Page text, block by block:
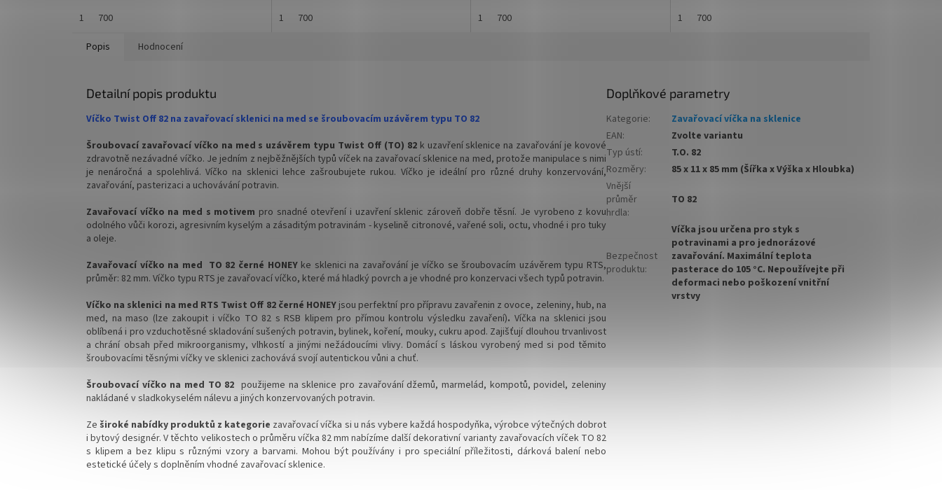
✅
Víčko na sklenici s uzávěrem typu Twist
✅ Různé varianty víček TO 82
objednejte
ZDE
✅ Pro výhodnější cenu kupte celý karton
✅ Víčka skladem a ihned k odeslání!
Kupte karton víček a máte na něj
dopravu ZDARMA!
1 700
✅
Víčko na sklenici s uzávěrem typu Twist
objednejte
ZDE
✅ Pro výhodnější cenu kupte celý karton
✅ Víčka skladem a ihned k odeslání!
dopravu ZDARMA!
1 700
✅
Víčko na sklenici s uzávěrem typu Twist
✅ Pro výhodnější cenu kupte celý karton
✅ Víčka skladem a ihned k odeslání!
Kupte karton víček a máte na něj
dopravu ZDARMA!
1 700
✅
Víčko na sklenici s uzávěrem typu Twist
✅ Různé varianty víček TO 82
objednejte ZDE
✅ Pro výhodnější cenu kupte celý karton
✅ Víčka skladem a ihned k odeslání!
dopravu ZDARMA!
1 700
Popis Hodnocení
Detailní popis produktu
Víčko Twist Off 82 na zavařovací sklenici na med se šroubovacím uzávěrem typu TO 82
Šroubovací zavařovací víčko na med s uzávěrem typu Twist Off (TO) 82 k uzavření sklenice na zavařování je kovové
zdravotně nezávadné víčko. Je jedním z nejběžnějších typů víček na zavařovací sklenice na med, protože manipulace s nimi
je nenáročná a spolehlivá. Víčko na sklenici lehce zašroubujete rukou. Víčko je ideální pro různé druhy konzervování,
zavařování, pasterizaci a uchovávání potravin.
Zavařovací víčko na med s motivem pro snadné otevření i uzavření sklenic zároveň dobře těsní. Je vyrobeno z kovu
odolného vůči korozi, agresivním kyselým a zásaditým potravinám - kyselině citronové, vařené soli, octu, vhodné i pro tuky
a oleje.
Zavařovací víčko na med TO 82 černé HONEYke sklenici na zavařování je víčko se šroubovacím uzávěrem typu RTS,
průměr: 82 mm. Víčko typu RTS je zavařovací víčko, které má hladký povrch a je vhodné pro konzervaci všech typů potravin.
Víčko na sklenici na med RTS Twist Off 82 černé HONEYjsou perfektní pro přípravu zavařenin z ovoce, zeleniny, hub, na
med, na maso (lze zakoupit i víčko TO 82 s RSB klipem pro přímou kontrolu výsledku zavaření). Víčka na sklenici jsou
oblíbená i pro vzduchotěsné skladování sušených potravin, bylinek, koření, mouky, cukru apod. Zajišťují dlouhou trvanlivost
a chrání obsah před mikroorganismy, vlhkostí a jinými nežádoucími vlivy. Domácí s láskou vyrobený med si pod těmito
šroubovacími těsnými víčky ve sklenici zachovává svojí autentickou vůni a chuť.
Šroubovací víčko na med TO 82 použijeme na sklenice pro zavařování džemů, marmelád, kompotů, povidel, zeleniny
nakládané v sladkokyselém nálevu a jiných konzervovaných potravin.
Ze široké nabídky produktů z kategorie zavařovací víčka si u nás vybere každá hospodyňka, výrobce výtečných dobrot
i bytový designér.V těchto velikostech o průměru víčka 82 mm nabízíme další dekorativní varianty zavařovacích víček TO 82
s klipem a bez klipu s různými vzory a barvami. Mohou být používány i pro speciální příležitosti, dárková balení nebo
estetické účely s doplněním vhodné zavařovací sklenice.
Doplňkové parametry
Kategorie:
Zavařovací víčka na sklenice
EAN:
Zvolte variantu
Typ ústí:
T.O. 82
Rozměry:
85 x 11 x 85 mm (Šířka x Výška x Hloubka)
Vnější
průměr
hrdla:
TO 82
Bezpečnost
produktu:
Víčka jsou určena pro styk s
potravinami a pro jednorázové
zavařování. Maximální teplota
pasterace do 105 °C. Nepoužívejte při
deformaci nebo poškození vnitřní
vrstvy